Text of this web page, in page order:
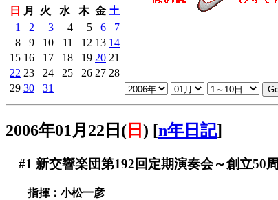
日
月 火 水 木 金 土
1
2 3 4 5 6
7
8
9 10 11 12 13 14
15 16 17 18 19 20 21
22 23 24 25 26 27 28
29 30 31
2006年01月22日( 日 ) [n年日記]
#1 新交響楽団第192回定期演奏会～創立50
指揮：小松一彦